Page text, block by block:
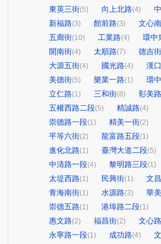
東英三街(5) 向上北路(4)
新福路(3) 館前路(3) 文心
五廊街(10) 工業路(4) 環中
開南街(4) 太順路(7) 德吉街
大源五街(4) 國光路(4) 漢
美德街(5) 樂業一路(1) 環
立仁路(1) 三和街(8) 彰美
五權西路二段(5) 精誠路(4)
崇德路一段(1) 精美一街(2)
平等六街(2) 龍富路五段(1)
進化北路(1) 臺灣大道二段(5)
中清路一段(4) 黎明路三段(1)
太堤西路(1) 民興街(1) 文
青海南街(1) 水源路(3) 華
崇德五路(1) 港埠路二段(1)
惠文路(2) 福昌街(2) 文心
永寧路一段(1) 成功路(4)